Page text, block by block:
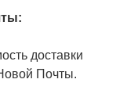
:
доставки
Почты.